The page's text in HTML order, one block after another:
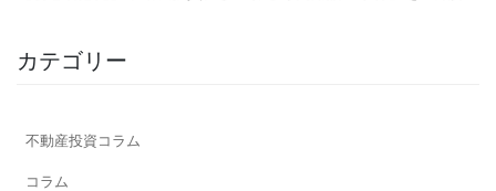
カテゴリー
不動産投資コラム
コラム